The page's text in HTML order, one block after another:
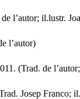
l’autor; il.lustr.
l’autor)
(Trad. de
Josep Franco;